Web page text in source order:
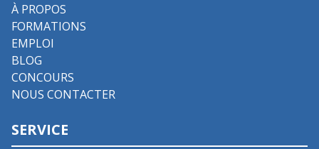
À PROPOS
FORMATIONS
EMPLOI
BLOG
CONCOURS
NOUS CONTACTER
SERVICE